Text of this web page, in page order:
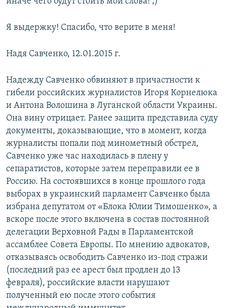
Я выдержку! Спасибо, что верите в меня!
Надя Савченко, 12.01.2015 г.
Надежду Савченко обвиняют в причастности к
гибели российских журналистов Игоря Корнелюка
и Антона Волошина в Луганской области Украины.
Она вину отрицает. Ранее защита представила суду
документы, доказывающие, что в момент, когда
журналисты попали под минометный обстрел,
Савченко уже час находилась в плену у
сепаратистов, которые затем переправили ее в
Россию. На состоявшихся в конце прошлого года
выборах в украинский парламент Савченко была
избрана депутатом от «Блока Юлии Тимошенко», а
вскоре после этого включена в состав постоянной
делегации Верховной Рады в Парламентской
ассамблее Совета Европы. По мнению адвокатов,
отказываясь освободить Савченко из-под стражи
(последний раз ее арест был продлен до 13
февраля), российские власти нарушают
полученный ею после этого события